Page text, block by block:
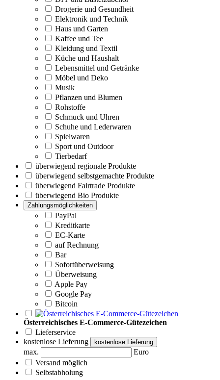
Drogerie und Gesundheit
Elektronik und Technik
Haus und Garten
Kaffee und Tee
Kleidung und Textil
Küche und Haushalt
Lebensmittel und Getränke
Möbel und Deko
Musik
Pflanzen und Blumen
Rohstoffe
Schmuck und Uhren
Schuhe und Lederwaren
Spielwaren
Sport und Outdoor
Tierbedarf
überwiegend regionale Produkte
überwiegend selbstgemachte Produkte
überwiegend Fairtrade Produkte
überwiegend Bio Produkte
Zahlungsmöglichkeiten
PayPal
Kreditkarte
EC-Karte
auf Rechnung
Bar
Sofortüberweisung
Überweisung
Apple Pay
Google Pay
Bitcoin
Österreichisches E-Commerce-Gütezeichen
Lieferservice
kostenlose Lieferung
kostenlose Lieferung
max.
Euro
Versand möglich
Selbstabholung